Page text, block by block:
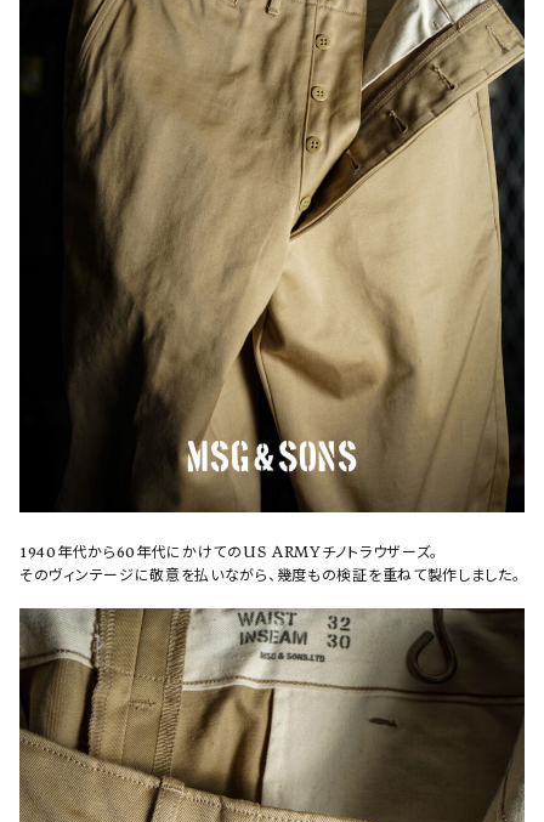
1940年代から60年代にかけてのUS ARMYチノトラウザーズ。
そのヴィンテージに敬意を払いながら、幾度もの検証を重ねて製作しました。